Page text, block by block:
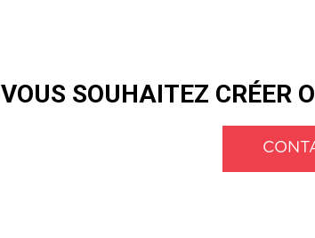
VOUS SOUHAITEZ CRÉER